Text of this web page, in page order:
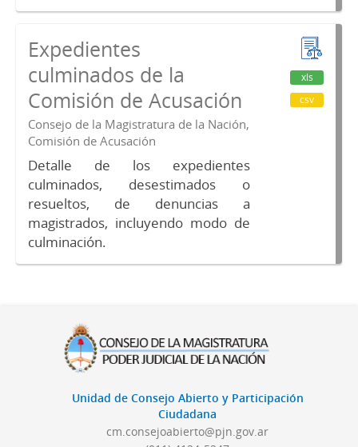
Expedientes
culminados de la
Comisión de Acusación
Consejo de la Magistratura de la Nación,
Comisión de Acusación
Detalle de los expedientes
culminados, desestimados o
resueltos, de denuncias a
magistrados, incluyendo modo de
culminación.
xls
csv
Unidad de Consejo Abierto y Participación
Ciudadana
cm.consejoabierto@pjn.gov.ar